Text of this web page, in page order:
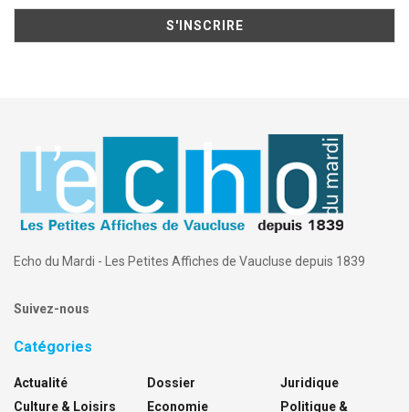
Echo du Mardi - Les Petites Affiches de Vaucluse depuis 1839
Suivez-nous
Catégories
Actualité
Culture & Loisirs
Dossier
Economie
Juridique
Politique &